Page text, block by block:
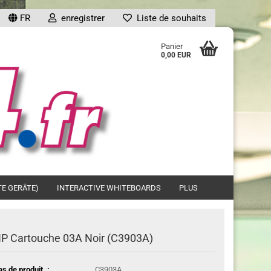
FR enregistrer Liste de souhaits
Panier
0,00 EUR
GERÄTE) INTERACTIVE WHITEBOARDS PLUS
Cartouche 03A Noir (C3903A)
de produit .:
C3903A